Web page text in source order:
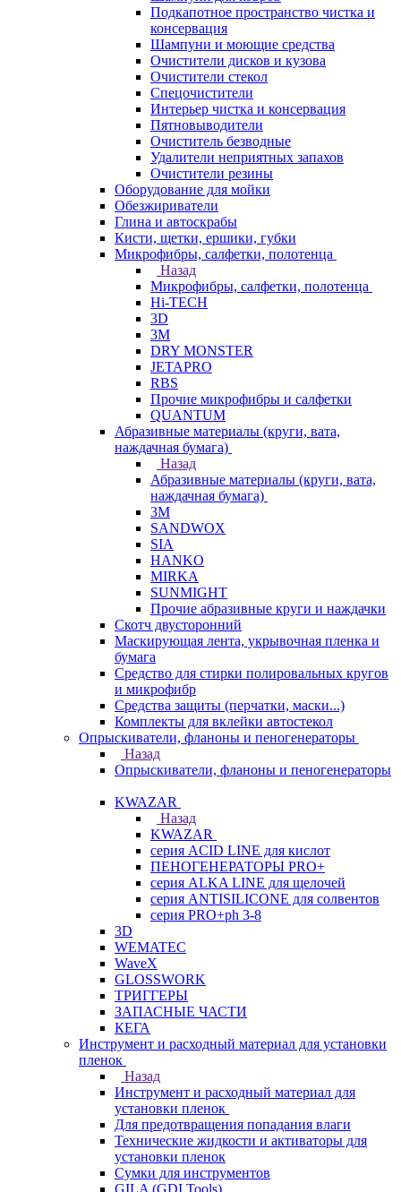
Подкапотное пространство чистка и
консервация
Шампуни и моющие средства
Очистители дисков и кузова
Очистители стекол
Спецочистители
Интерьер чистка и консервация
Пятновыводители
Очиститель безводные
Удалители неприятных запахов
Очистители резины
Оборудование для мойки
Обезжириватели
Глина и автоскрабы
Кисти, щетки, ершики, губки
Микрофибры, салфетки, полотенца
Назад
Микрофибры, салфетки, полотенца
Hi-TECH
3D
3М
DRY MONSTER
JETAPRO
RBS
Прочие микрофибры и салфетки
QUANTUM
Абразивные материалы (круги, вата,
наждачная бумага)
Назад
Абразивные материалы (круги, вата,
наждачная бумага)
3М
SANDWOX
SIA
HANKO
MIRKA
SUNMIGHT
Прочие абразивные круги и наждачки
Скотч двусторонний
Маскирующая лента, укрывочная пленка и
бумага
Средство для стирки полировальных кругов
и микрофибр
Средства защиты (перчатки, маски...)
Комплекты для вклейки автостекол
Опрыскиватели, фланоны и пеногенераторы
Назад
Опрыскиватели, фланоны и пеногенераторы
KWAZAR
Назад
KWAZAR
серия ACID LINE для кислот
ПЕНОГЕНЕРАТОРЫ PRO+
серия ALKA LINE для щелочей
серия ANTISILICONE для солвентов
серия PRO+ph 3-8
3D
WEMATEC
WaveX
GLOSSWORK
ТРИГГЕРЫ
ЗАПАСНЫЕ ЧАСТИ
КЕГА
Инструмент и расходный материал для установки
пленок
Назад
Инструмент и расходный материал для
установки пленок
Для предотвращения попадания влаги
Технические жидкости и активаторы для
установки пленок
Сумки для инструментов
GILA (GDI Tools)